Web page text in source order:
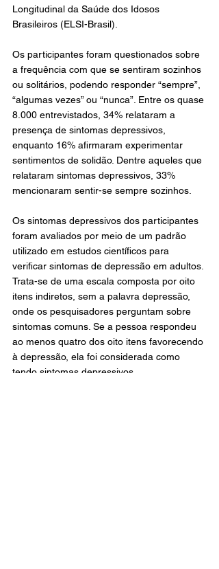
Longitudinal da Saúde dos Idosos
Brasileiros (ELSI-Brasil).
Os participantes foram questionados sobre
a frequência com que se sentiram sozinhos
ou solitários, podendo responder “sempre”,
“algumas vezes” ou “nunca”. Entre os quase
8.000 entrevistados, 34% relataram a
presença de sintomas depressivos,
enquanto 16% afirmaram experimentar
sentimentos de solidão. Dentre aqueles que
relataram sintomas depressivos, 33%
mencionaram sentir-se sempre sozinhos.
Os sintomas depressivos dos participantes
foram avaliados por meio de um padrão
utilizado em estudos científicos para
verificar sintomas de depressão em adultos.
Trata-se de uma escala composta por oito
itens indiretos, sem a palavra depressão,
onde os pesquisadores perguntam sobre
sintomas comuns. Se a pessoa respondeu
ao menos quatro dos oito itens favorecendo
à depressão, ela foi considerada como
tendo sintomas depressivos.